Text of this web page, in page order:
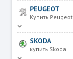
PEUGEOT
Купить Peugeot
SKODA
купить Skoda